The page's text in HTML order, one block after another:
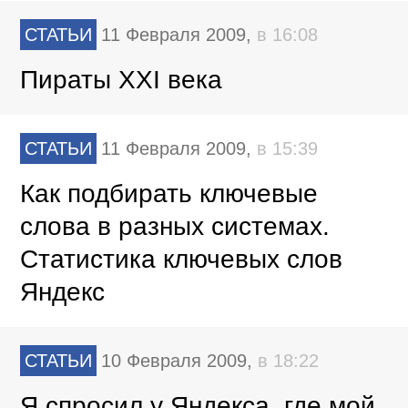
СТАТЬИ 11 Февраля 2009, в 16:08
Пираты XXI века
СТАТЬИ 11 Февраля 2009, в 15:39
Как подбирать ключевые
слова в разных системах.
Статистика ключевых слов
Яндекс
СТАТЬИ 10 Февраля 2009, в 18:22